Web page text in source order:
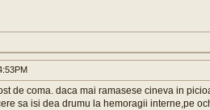
de coma. daca mai ramasese cineva in
sa isi dea drumu la hemoragii interne,pe